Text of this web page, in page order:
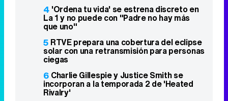
4 'Ordena tu vida' se estrena discreto en
La 1 y no puede con "Padre no hay más
que uno"
5 RTVE prepara una cobertura del eclipse
solar con una retransmisión para personas
ciegas
6 Charlie Gillespie y Justice Smith se
incorporan a la temporada 2 de 'Heated
Rivalry'